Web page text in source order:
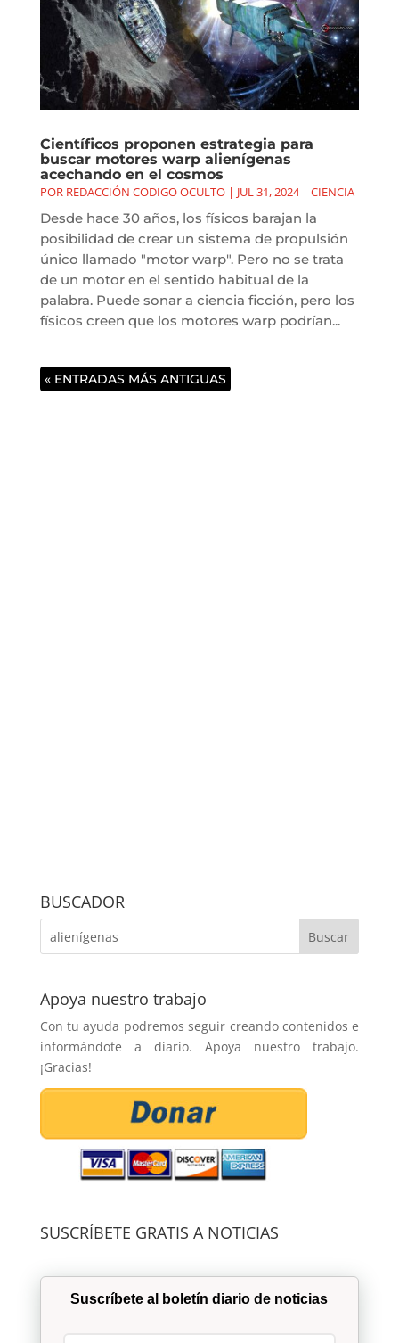
Científicos proponen estrategia para
buscar motores warp alienígenas
acechando en el cosmos
POR REDACCIÓN CODIGO OCULTO| JUL 31, 2024| CIENCIA
Desde hace 30 años, los físicos barajan la
posibilidad de crear un sistema de propulsión
único llamado "motor warp". Pero no se trata
de un motor en el sentido habitual de la
palabra. Puede sonar a ciencia ficción, pero los
físicos creen que los motores warp podrían...
« ENTRADAS MÁS ANTIGUAS
BUSCADOR
Apoya nuestro trabajo
Con tu ayuda podremos seguir creando contenidos e
informándote a diario. Apoya nuestro trabajo.
¡Gracias!
SUSCRÍBETE GRATIS A NOTICIAS
Suscríbete al boletín diario de noticias